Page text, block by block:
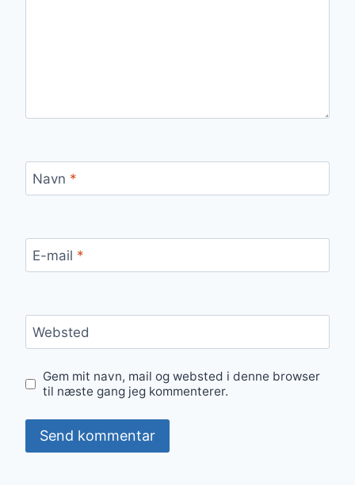
Navn *
E-mail *
Websted
Gem mit navn, mail og websted i denne browser
til næste gang jeg kommenterer.